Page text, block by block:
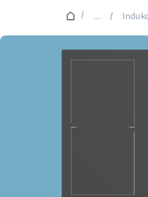
/ ... /